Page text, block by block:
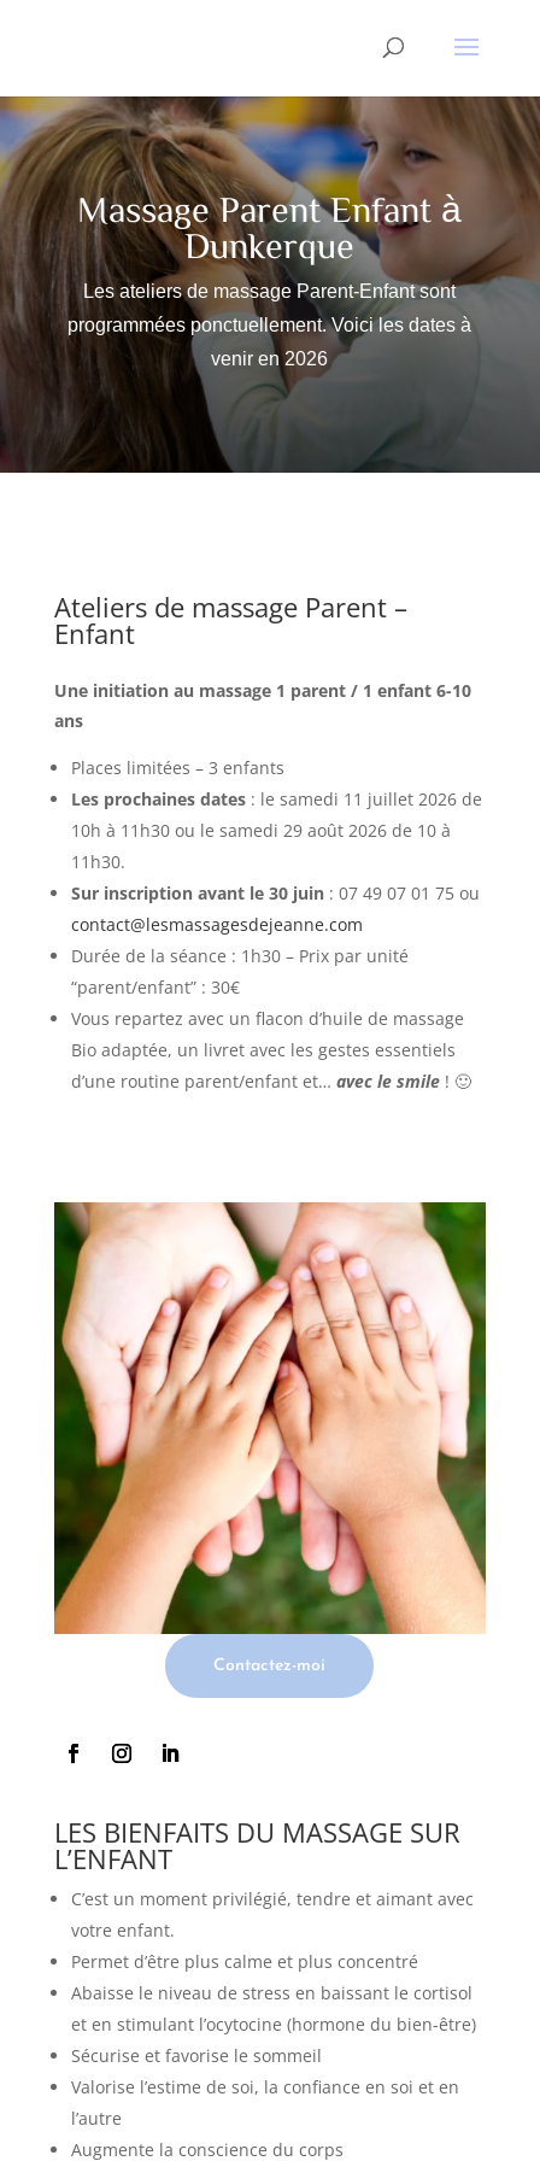
Massage Parent Enfant à
Dunkerque
Les ateliers de massage Parent-Enfant sont
programmées ponctuellement. Voici les dates à
venir en 2026
Ateliers de massage Parent –
Enfant – Dunkerque
Une initiation au massage 1 parent / 1 enfant 6-10
ans
Places limitées – 3 enfants
Les prochaines dates: le samedi 11 juillet 2026 de
10h à 11h30 ou le samedi 29 août 2026 de 10 à
11h30.
Sur inscription avant le 30 juin: 07 49 07 01 75 ou
contact@lesmassagesdejeanne.com
Durée de la séance : 1h30 – Prix par unité
“parent/enfant” : 30€
Vous repartez avec un flacon d’huile de massage
Bio adaptée, un livret avec les gestes essentiels
d’une routine parent/enfant et… avec le smile! 🙂
Contactez-moi
LES BIENFAITS DU MASSAGE SUR
L’ENFANT
C’est un moment privilégié, tendre et aimant avec
votre enfant.
Permet d’être plus calme et plus concentré
Abaisse le niveau de stress en baissant le cortisol
et en stimulant l’ocytocine (hormone du bien-être)
Sécurise et favorise le sommeil
Valorise l’estime de soi, la confiance en soi et en
l’autre
Augmente la conscience du corps